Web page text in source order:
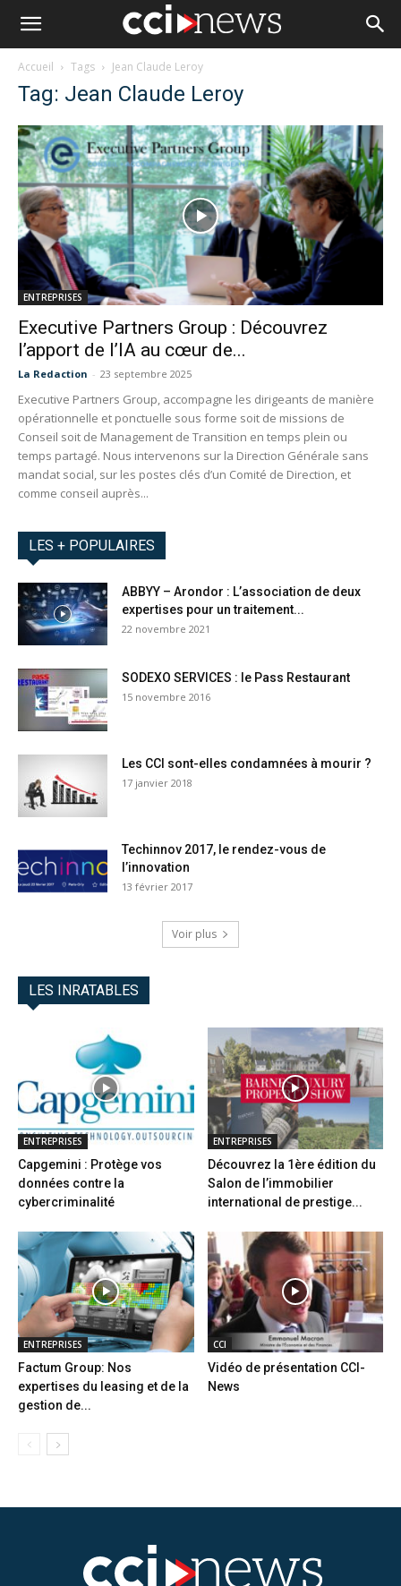
Accueil Tags Jean Claude Leroy
Tag: Jean Claude Leroy
ENTREPRISES
Executive Partners Group : Découvrez
l’apport de l’IA au cœur de...
La Redaction - 23 septembre 2025
Executive Partners Group, accompagne les dirigeants de manière
opérationnelle et ponctuelle sous forme soit de missions de
Conseil soit de Management de Transition en temps plein ou
temps partagé. Nous intervenons sur la Direction Générale sans
mandat social, sur les postes clés d’un Comité de Direction, et
comme conseil auprès...
LES + POPULAIRES
ABBYY – Arondor : L’association de deux
expertises pour un traitement...
22 novembre 2021
SODEXO SERVICES : le Pass Restaurant
15 novembre 2016
Les CCI sont-elles condamnées à mourir ?
17 janvier 2018
Techinnov 2017, le rendez-vous de
l’innovation
13 février 2017
Voir plus
LES INRATABLES
ENTREPRISES
Capgemini : Protège vos
données contre la
cybercriminalité
ENTREPRISES
Découvrez la 1ère édition du
Salon de l’immobilier
international de prestige...
ENTREPRISES
Factum Group: Nos
expertises du leasing et de la
gestion de...
CCI
Vidéo de présentation CCI-
News